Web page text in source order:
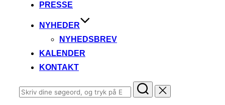
PRESSE
NYHEDER
NYHEDSBREV
KALENDER
KONTAKT
Søg
efter: